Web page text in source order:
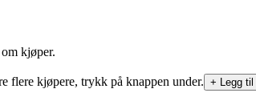
kjøper.
flere kjøpere, trykk på knappen under. + Legg til